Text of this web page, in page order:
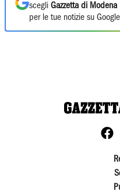
scegli Gazzetta di Modena
per le tue notizie su Google